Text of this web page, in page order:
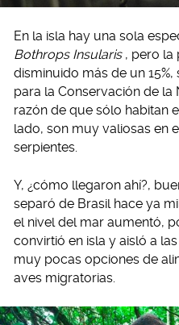
En la isla hay una sola
Bothrops Insularis , pero la
disminuido más de un
para la Conservación de la
razón de que sólo habitan
lado, son muy valiosas en
serpientes.
Y, ¿cómo llegaron ahí?,
separó de Brasil hace ya
el nivel del mar aumentó,
convirtió en isla y aisló a
muy pocas opciones de
aves migratorias.